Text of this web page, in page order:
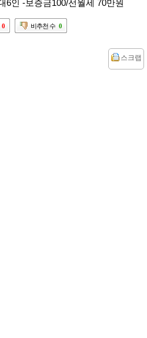
6인 -보증금100/선월세 70만원
0 비추천 수 0
스크랩